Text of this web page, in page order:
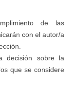
de las
con el autor/a
decisión sobre la
que se considere